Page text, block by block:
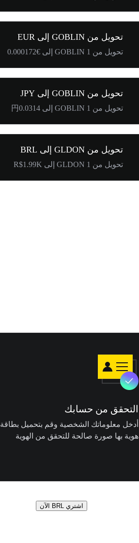
تحويل من GOBLIN إلى EUR
تحويل من 1 GOBLIN إلى €0.000172
تحويل من GOBLIN إلى JPY
تحويل من 1 GOBLIN إلى 円0.0314
تحويل من GLDON إلى BRL
تحويل من 1 GLDON إلى R$1.99K
التحقق من حسابك
أدخل معلوماتك الشخصية وقم بتحميل بطاقة
هوية بها صورة صالحة للتحقق من الهوية
اشتري BRL الآن